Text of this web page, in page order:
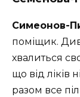
Симеонов-
поміщик.
хвалиться
що від ліків
разом все